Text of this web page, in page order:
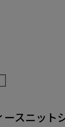
スニット